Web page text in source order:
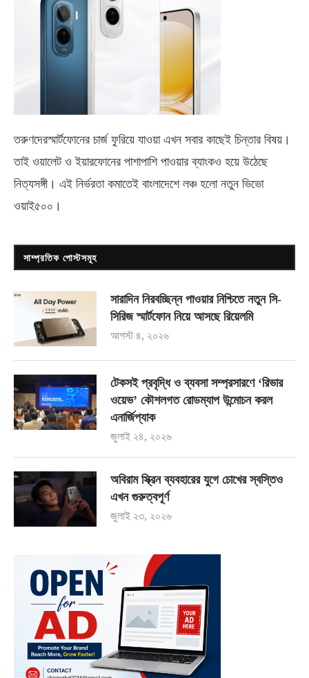
তরুণদেরস্মার্টফোনের চার্জ ফুরিয়ে যাওয়া এখন সবার কাছেই চিন্তার বিষয়।
তাই ওয়ালেট ও ইয়ারফোনের পাশাপাশি পাওয়ার ব্যাংকও হয়ে উঠেছে
নিত্যসঙ্গী। এই নির্ভরতা কমাতেই বাংলাদেশে লঞ্চ হলো নতুন ভিভো
ওয়াই৫০০ ।
সাম্প্রতিক পোস্টসমূহ
সারাদিন নিরবচ্ছিন্ন পাওয়ার নিশ্চিতে নতুন সি-
সিরিজ স্মার্টফোন নিয়ে আসছে রিয়েলমি
আগস্ট ৪, ২০২৬
টেকসই প্রবৃদ্ধি ও ব্যবসা সম্প্রসারণে ‘রিভার
ওয়েভ’ কৌশলগত রোডম্যাপ উন্মোচন করল
এনার্জিপ্যাক
জুলাই ২৪, ২০২৬
অবিরাম স্ক্রিন ব্যবহারের যুগে চোখের স্বস্তিও
এখন গুরুত্বপূর্ণ
জুলাই ২৩, ২০২৬